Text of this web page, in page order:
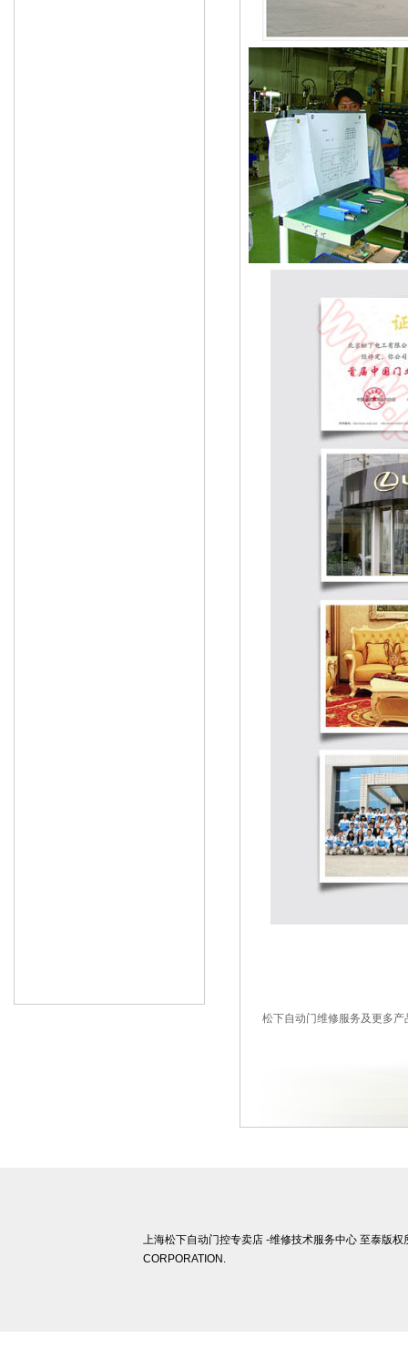
松下自动门维修服务及更多
上海松下自动门控专卖店 -维修技术服务中心 至泰版
CORPORATION.